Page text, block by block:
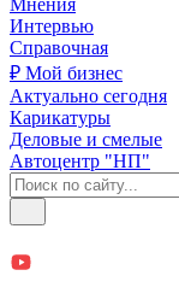
Мнения
Интервью
Справочная
₽ Мой бизнес
Актуально сегодня
Карикатуры
Деловые и смелые
Автоцентр "НП"